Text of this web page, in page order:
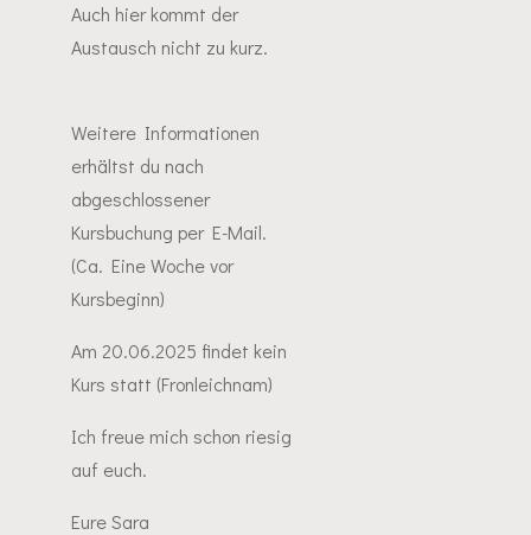
Auch hier kommt der
Austausch nicht zu kurz.
Weitere Informationen
erhältst du nach
abgeschlossener
Kursbuchung per E-Mail.
(Ca. Eine Woche vor
Kursbeginn)
Am 20.06.2025 findet kein
Kurs statt (Fronleichnam)
Ich freue mich schon riesig
auf euch.
Eure Sara